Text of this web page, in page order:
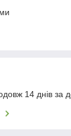
14 днів за